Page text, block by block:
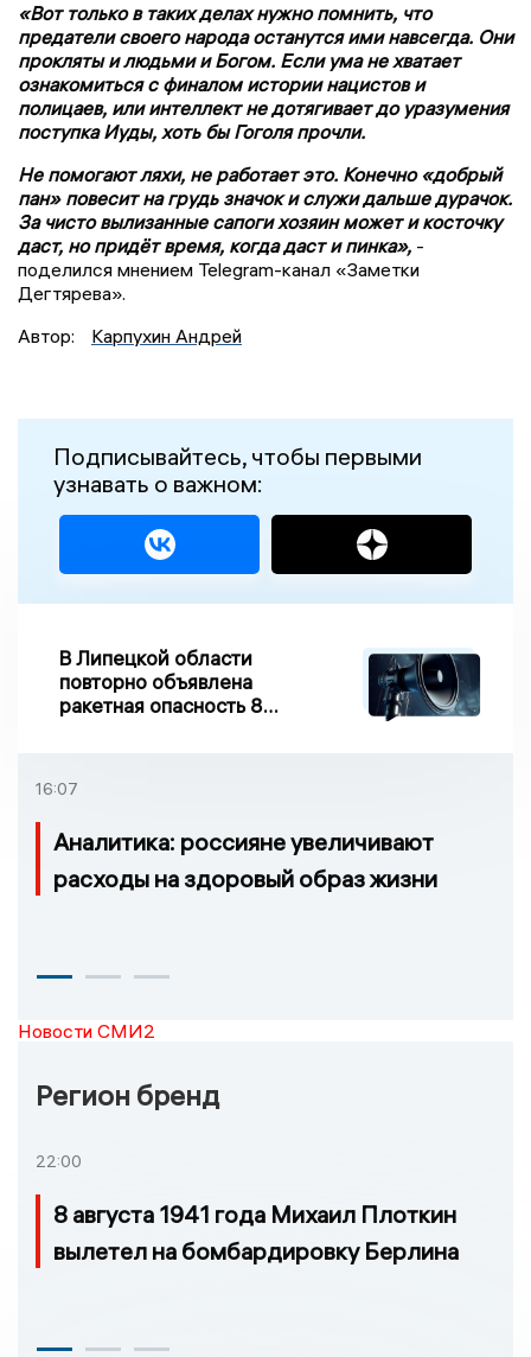
«Вот только в таких делах нужно помнить, что
предатели своего народа останутся ими навсегда. Они
прокляты и людьми и Богом. Если ума не хватает
ознакомиться с финалом истории нацистов и
полицаев, или интеллект не дотягивает до уразумения
поступка Иуды, хоть бы Гоголя прочли.
Не помогают ляхи, не работает это. Конечно «добрый
пан» повесит на грудь значок и служи дальше дурачок.
За чисто вылизанные сапоги хозяин может и косточку
даст, но придёт время, когда даст и пинка», -
поделился мнением Telegram-канал «Заметки
Дегтярева».
Автор:
Карпухин Андрей
Подписывайтесь, чтобы первыми
узнавать о важном:
В Липецкой области
повторно объявлена
ракетная опасность 8
16:07
Аналитика: россияне увеличивают
расходы на здоровый образ жизни
Новости СМИ2
Регион бренд
22:00
8 августа 1941 года Михаил Плоткин
вылетел на бомбардировку Берлина